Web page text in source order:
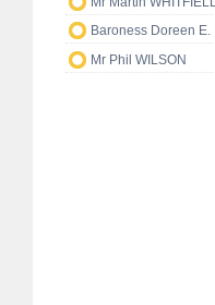
Baroness Doreen E.
Mr Phil WILSON